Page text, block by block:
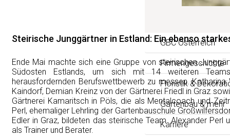
GBC Österreich
Firmengeschichte
Floristik &
Gartenbau & mehr
Karriere
Steirische Junggärtner in Estland: Ein ebenso
Ende Mai machte sich eine Gruppe von steirischen
Südosten Estlands, um sich mit 14 weiteren
herausfordernden Berufswettbewerb zu messen.
Kaindorf, Demian Kreinz von der Gärtnerei Friedl in Graz
Gärtnerei Kamaritsch in Pöls, die als Mentalcoach und
Perl, ehemaliger Lehrling der Gartenbauschule
Edler in Graz, bildeten das steirische Team. Alexander
als Trainer und Berater.